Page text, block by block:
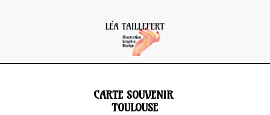
CARTE SOUVENIR
TOULOUSE